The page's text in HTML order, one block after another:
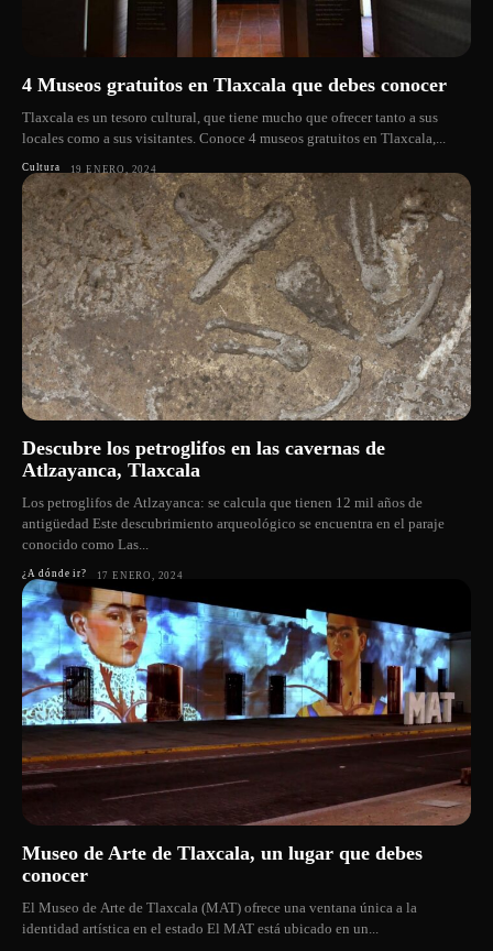
4 Museos gratuitos en Tlaxcala que debes conocer
Tlaxcala es un tesoro cultural, que tiene mucho que ofrecer tanto a sus
locales como a sus visitantes. Conoce 4 museos gratuitos en Tlaxcala,...
Cultura 19 ENERO, 2024
Descubre los petroglifos en las cavernas de
Atlzayanca, Tlaxcala
Los petroglifos de Atlzayanca: se calcula que tienen 12 mil años de
antigüedad Este descubrimiento arqueológico se encuentra en el paraje
conocido como Las...
¿A dónde ir? 17 ENERO, 2024
Museo de Arte de Tlaxcala, un lugar que debes
conocer
El Museo de Arte de Tlaxcala (MAT) ofrece una ventana única a la
identidad artística en el estado El MAT está ubicado en un...